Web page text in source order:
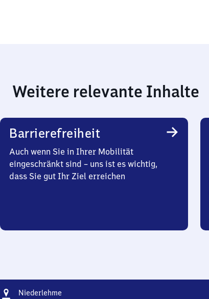
Weitere relevante Inhalte
Barrierefreiheit
Auch wenn Sie in Ihrer Mobilität
eingeschränkt sind – uns ist es wichtig,
dass Sie gut Ihr Ziel erreichen
Adresse
Niederlehme